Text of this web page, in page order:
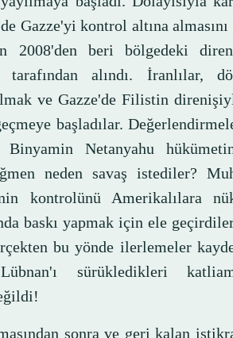
Gazze'yi kontrol altına
2008'den beri bölgedeki
alındı. İranlılar,
ve Gazze'de Filistin
başladılar.
Netanyahu
neden savaş istediler?
kontrolünü Amerikalılara
baskı yapmak için ele
bu yönde ilerlemeler
sürükledikleri
sonra ve geri kalan